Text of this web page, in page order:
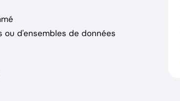
d'ensembles de données